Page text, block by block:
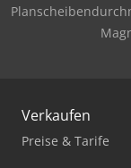
Verkaufen
Preise & Tarife